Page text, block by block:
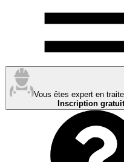
Vous êtes expert en
Inscription